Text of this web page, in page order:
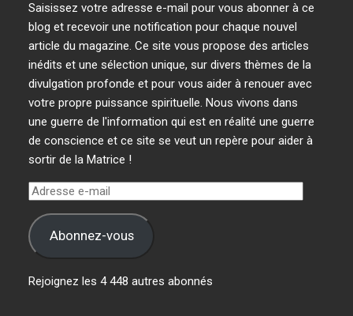
Saisissez votre adresse e-mail pour vous abonner à ce
blog et recevoir une notification pour chaque nouvel
article du magazine. Ce site vous propose des articles
inédits et une sélection unique, sur divers thèmes de la
divulgation profonde et pour vous aider à renouer avec
votre propre puissance spirituelle. Nous vivons dans
une guerre de l'information qui est en réalité une guerre
de conscience et ce site se veut un repère pour aider à
sortir de la Matrice !
Adresse
mail Abonnez-vous
Rejoignez les 4 448 autres abonnés